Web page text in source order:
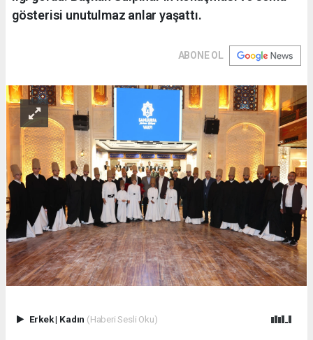
gösterisi unutulmaz anlar yaşattı.
ABONE OL
Erkek| Kadın (Haberi Sesli Oku)